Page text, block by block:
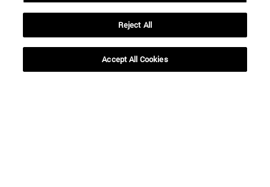
Accesos directos
(abre en nueva ventana)
(abre en nueva ventana)
Reject All
Accept All Cookies